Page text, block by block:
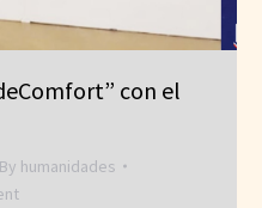
con el
By humanidades